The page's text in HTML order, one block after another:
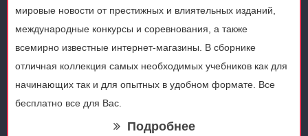
мировые новости от престижных и влиятельных изданий,
международные конкурсы и соревнования, а также
всемирно известные интернет-магазины. В сборнике
отличная коллекция самых необходимых учебников как для
начинающих так и для опытных в удобном формате. Все
бесплатно все для Вас.
Подробнее